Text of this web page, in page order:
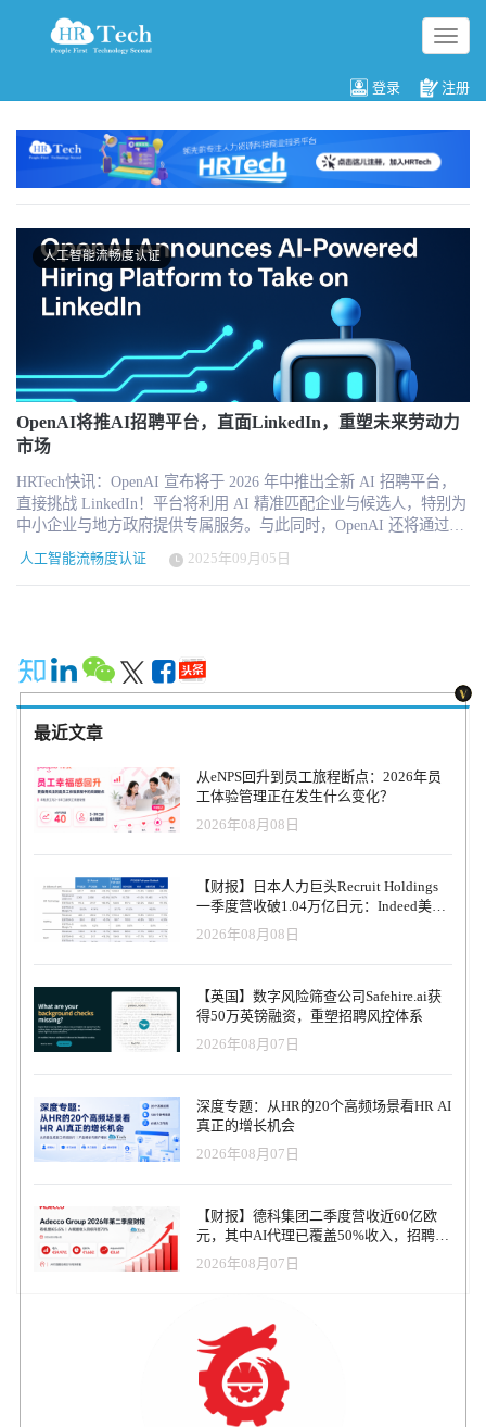
切
换
航
登录 注册
人工智能流畅度认证
OpenAI将推AI招聘平台，直面LinkedIn，重塑未来劳动力
市场
HRTech快讯：OpenAI 宣布将于 2026 年中推出全新 AI 招聘平台，
直接挑战 LinkedIn！平台将利用 AI 精准匹配企业与候选人，特别为
中小企业与地方政府提供专属服务。与此同时，OpenAI 还将通过
OpenAI Academy 推出 AI 流利度认证，计划到 2030 年与沃尔玛合
作，为 1000 万美国人颁发认证。 美西时间2025年9月4日，OpenAI
再次将自己推向了公共议程的中心。这一次，它不仅在人工智能模
式推出 OpenAI Jobs Platform，一个由人工智能驱动的招聘与人才匹
配平台。这一产品直接把 OpenAI 推向了与 LinkedIn 的正面竞争：
后者是全球最具影响力的职业社交与招聘平台，由微软全资拥有，
而微软恰恰也是 OpenAI 的最大资金支持者。 “AI招聘”的新赌注
OpenAI 应用业务 CEO Fidji Simo 在博客中直言：“我们将用 AI 来帮
助找到企业真正需要、人才真正能够提供的契合点。” Jobs Platform
不仅服务大型企业，还将开设专门轨道，支持中小企业与地方政府
寻找合适的 AI 人才。这一定位显然是对 LinkedIn 的差异化突破，
后者的产品核心始终围绕大企业和职业人士。 有趣的是，LinkedIn
联合创始人 Reid Hoffman 曾是 OpenAI 的早期投资人，而如今
OpenAI 却推出了一个可能动摇 LinkedIn 根基的产品。这一“师出同
门”的博弈，为科技行业再添戏剧性。 技能认证与全民普及 Jobs
Platform 并不是 OpenAI 的唯一动作。与此同时，OpenAI 宣布将在
OpenAI Academy 基础上推出 AI 流利度（AI Fluency）认证，预计
2025 年底试点，并计划在 2030 年前完成 1,000 万美国人的认证。该
以及德拉瓦州政府、德州商会等合作伙伴加入。 这一系列举措与白
宫推动的 AI 普及教育战略紧密结合。OpenAI CEO Sam Altman 在与
记者交流时明确表示，Simo 不仅将负责招聘平台，还将 oversee 其
AI 带来的劳动力冲击并非危言耸听。Anthropic CEO Dario Amodei
就曾警告：到 2030 年，AI 可能消灭多达 50% 的入门级白领岗位。
Simo 在博客中承认：“我们无法阻止这种颠覆，但我们能做的，是帮
新发布的研究指出：在教师群体中，ChatGPT 平均每周可帮助节省 6
小时工作时间；在宾夕法尼亚州的公务人员中，ChatGPT 平均每日
节省 95 分钟。这些数字不仅代表生产力的提升，也为 OpenAI 的社
Jam —— 与沃尔顿基金会、Emerson Collective 等组织合作，帮助非
营利机构实操 AI 工具，提高公益效率。 AI for Economic
Opportunity Demo Day —— 联合 GitLab Foundation 展示 AI 在教
育、公共服务、社会公平等领域的潜力。 华盛顿 DC 研究工作坊
—— 邀请经济学者与政策制定者，共同建立指标体系，评估 AI 对
人工智能流畅度认证 2025年09月05日
最近文章
从eNPS回升到员工旅程断点：2026年员
工体验管理正在发生什么变化？
2026年08月08日
【财报】日本人力巨头Recruit Holdings
一季度营收破1.04万亿日元：Indeed美国
收入逆势增长30%，AI招聘推动利润率升
至47.4%
2026年08月08日
【英国】数字风险筛查公司Safehire.ai获
得50万英镑融资，重塑招聘风控体系
2026年08月07日
深度专题：从HR的20个高频场景看HR AI
真正的增长机会
2026年08月07日
【财报】德科集团二季度营收近60亿欧
元，其中AI代理已覆盖50%收入，招聘服
务进入运营重构阶段
2026年08月07日